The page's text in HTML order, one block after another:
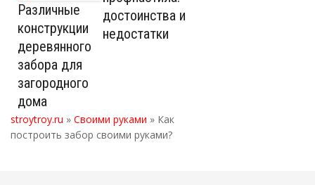
Различные
конструкции
деревянного
забора для
загородного
дома
достоинства и
недостатки
stroytroy.ru » Своими руками » Как
построить забор своими руками?